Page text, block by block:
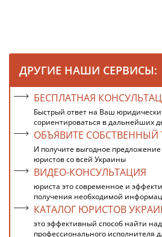
ДРУГИЕ НАШИ СЕРВИСЫ:
БЕСПЛАТНАЯ
Быстрый ответ на Ваш
сориентироваться в дальнейших
ОБЪЯВИТЕ СОБСТВЕННЫЙ
И получите выгодное
юристов со всей Украины
ВИДЕО-КОНСУЛЬТАЦИЯ
юриста это современное и
получения необходимой
КАТАЛОГ ЮРИСТОВ
это эффективный способ найти
профессионального исполнителя